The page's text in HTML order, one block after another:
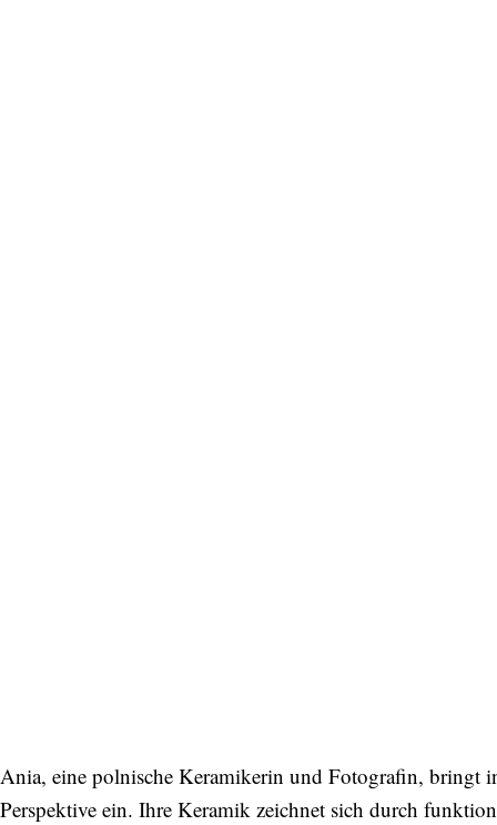
Ania, eine polnische Keramikerin und Fotografin, bringt
Perspektive ein. Ihre Keramik zeichnet sich durch